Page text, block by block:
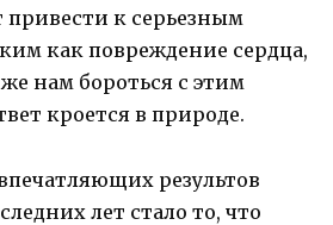
к серьезным
как повреждение сердца,
нам бороться с этим
кроется в природе.
результов
лет стало то, что